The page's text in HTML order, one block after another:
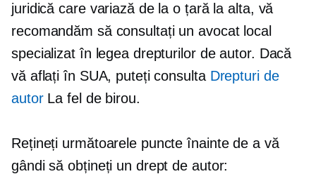
juridică care variază de la o țară la alta, vă
recomandăm să consultați un avocat local
specializat în legea drepturilor de autor. Dacă
vă aflați în SUA, puteți consulta Drepturi de
autorLa fel de birou.
Rețineți următoarele puncte înainte de a vă
gândi să obțineți un drept de autor: